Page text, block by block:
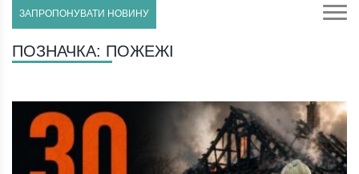
ЗАПРОПОНУВАТИ НОВИНУ
ПОЗНАЧКА: ПОЖЕЖІ